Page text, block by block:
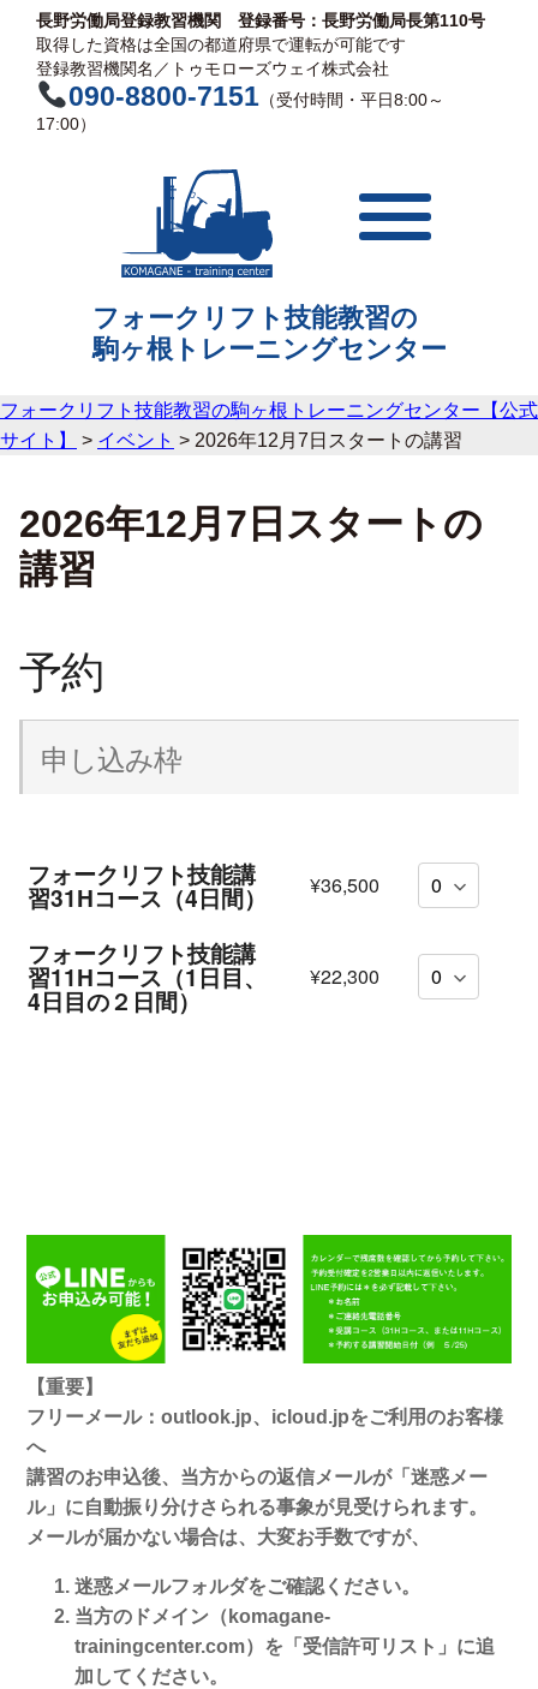
長野労働局登録教習機関 登録番号：長野労働局長第110号
取得した資格は全国の都道府県で運転が可能です
登録教習機関名／トゥモローズウェイ株式会社
090-8800-7151（受付時間・平日8:00～
17:00）
フォークリフト技能教習の
駒ヶ根 トレーニングセンター
フォークリフト技能教習の駒ヶ根トレーニングセンター【公式
サイト】
> イベント > 2026年12月7日スタートの講習
2026年12月7日スタートの
講習
予約
申し込み枠
フォークリフト技能講
習31Hコース（4日間） ¥36,500
フォークリフト技能講
習11Hコース（1日目、
4日目の２日間）
¥22,300
【重要】
フリーメール：outlook.jp、icloud.jpをご利用のお客様
へ
講習のお申込後、当方からの返信メールが「迷惑メー
ル」に自動振り分けさられる事象が見受けられます。
メールが届かない場合は、大変お手数ですが、
迷惑メールフォルダをご確認ください。
当方のドメイン（komagane-
trainingcenter.com）を「受信許可リスト」に追
加してください。